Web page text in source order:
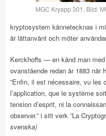
MGC Kryapp 301, Bild:
kryptosystem kännetecknas i
är lättanvänt och möter
Kerckhoffs — en känd man
ovanstående redan år 1883 när
”Enfin, il est nécessaire, vu les
l’application, que le système
tension d’esprit, ni la
observer.” i sitt verk ”La
svenska)